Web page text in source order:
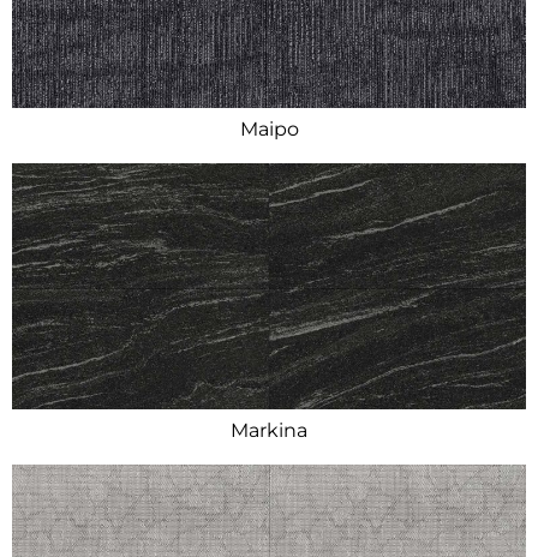
Maipo
Markina